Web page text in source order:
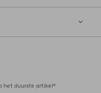
het duurste artikel*